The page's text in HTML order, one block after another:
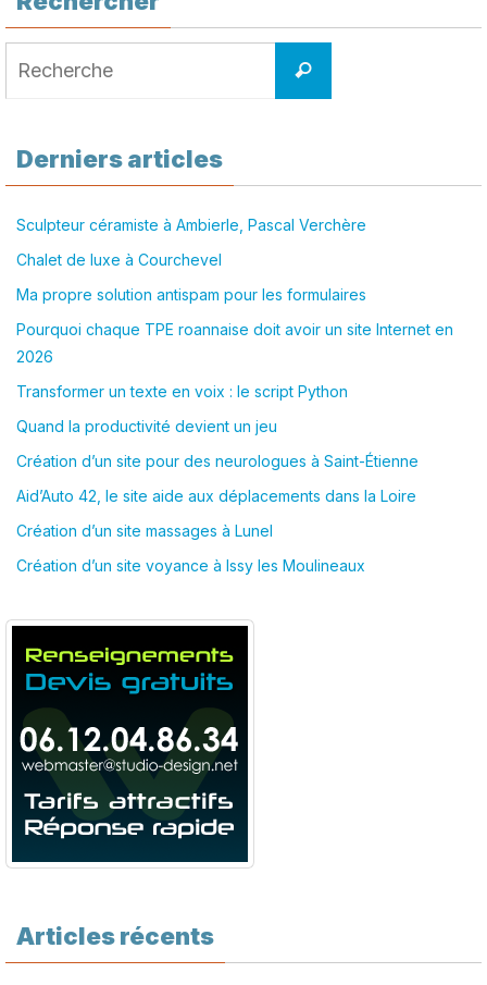
Recherche
Derniers articles
Sculpteur céramiste à Ambierle, Pascal Verchère
Chalet de luxe à Courchevel
Ma propre solution antispam pour les formulaires
Pourquoi chaque TPE roannaise doit avoir un site Internet en
2026
Transformer un texte en voix : le script Python
Quand la productivité devient un jeu
Création d’un site pour des neurologues à Saint-Étienne
Aid’Auto 42, le site aide aux déplacements dans la Loire
Création d’un site massages à Lunel
Création d’un site voyance à Issy les Moulineaux
Articles récents